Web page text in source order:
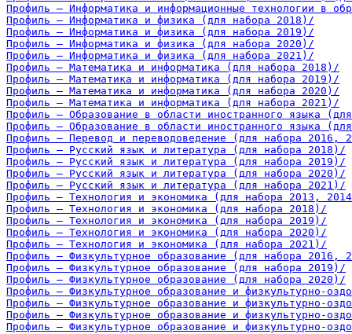
Профиль – Информатика и информационные технологии в
Профиль – Информатика и физика (для набора 2018)/
Профиль – Информатика и физика (для набора 2019)/
Профиль – Информатика и физика (для набора 2020)/
Профиль – Информатика и физика (для набора 2021)/
Профиль – Математика и информатика (для набора 2018)/
Профиль – Математика и информатика (для набора 2019)/
Профиль – Математика и информатика (для набора 2020)/
Профиль – Математика и информатика (для набора 2021)/
Профиль – Образование в области иностранного языка
Профиль – Образование в области иностранного языка
Профиль – Перевод и переводоведение (для набора 2016,
Профиль – Русский язык и литература (для набора 2018)/
Профиль – Русский язык и литература (для набора 2019)/
Профиль – Русский язык и литература (для набора 2020)/
Профиль – Русский язык и литература (для набора 2021)/
Профиль – Технология и экономика (для набора 2013,
Профиль – Технология и экономика (для набора 2018)/
Профиль – Технология и экономика (для набора 2019)/
Профиль – Технология и экономика (для набора 2020)/
Профиль – Технология и экономика (для набора 2021)/
Профиль – Физкультурное образование (для набора 2016,
Профиль – Физкультурное образование (для набора 2019)/
Профиль – Физкультурное образование (для набора 2020)/
Профиль – Физкультурное образование и физкультурно-
Профиль – Физкультурное образование и физкультурно-
Профиль – Физкультурное образование и физкультурно-
Профиль – Физкультурное образование и физкультурно-